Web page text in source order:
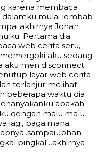
karena membaca
dalamku mulai lembab
akhirnya Johan
Pertama dia
web cerita seru,
aku sedang
aku men disconnect
layar web cerita
terlanjur melihat
beberapa waktu dia
apakah
dengan malu malu
lagi, bagaimana
Johan
pingkal…akhirnya